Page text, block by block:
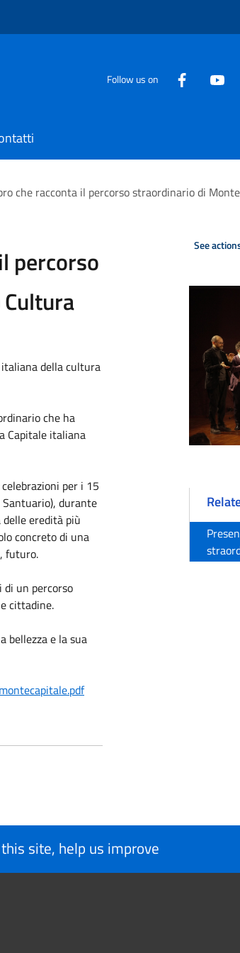
Follow us on
che racconta il percorso straordinario di
percorso
italiana della cultura
che ha
Capitale italiana
per i 15
Santuario), durante
delle eredità più
concreto di una
futuro.
un percorso
cittadine.
bellezza e la sua
See
site, help us improve